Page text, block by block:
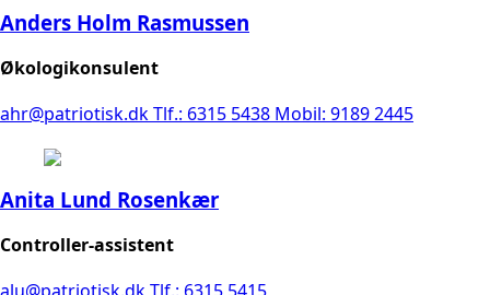
Anders Holm Rasmussen
Økologikonsulent
ahr@patriotisk.dkTlf.: 6315 5438 Mobil: 9189 2445
Anita Lund Rosenkær
Controller-assistent